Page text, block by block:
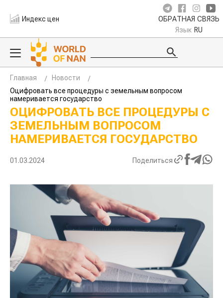
Индекс цен ОБРАТНАЯ СВЯЗЬ
Язык RU
Главная
Новости
Оцифровать все процедуры с земельным вопросом
намеривается государство
ОЦИФРОВАТЬ ВСЕ ПРОЦЕДУРЫ С
ЗЕМЕЛЬНЫМ ВОПРОСОМ
НАМЕРИВАЕТСЯ ГОСУДАРСТВО
01.03.2024 Поделиться